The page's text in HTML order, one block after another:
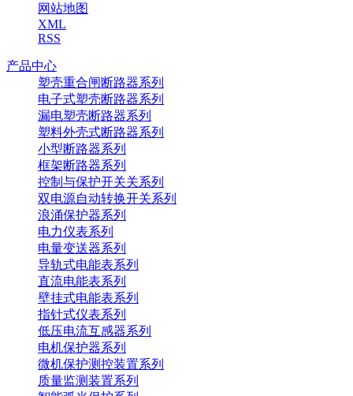
网站地图
XML
RSS
产品中心
塑壳重合闸断路器系列
电子式塑壳断路器系列
漏电塑壳断路器系列
塑料外壳式断路器系列
小型断路器系列
框架断路器系列
控制与保护开关关系列
双电源自动转换开关系列
浪涌保护器系列
电力仪表系列
电量变送器系列
导轨式电能表系列
直流电能表系列
壁挂式电能表系列
指针式仪表系列
低压电流互感器系列
电机保护器系列
微机保护测控装置系列
质量监测装置系列